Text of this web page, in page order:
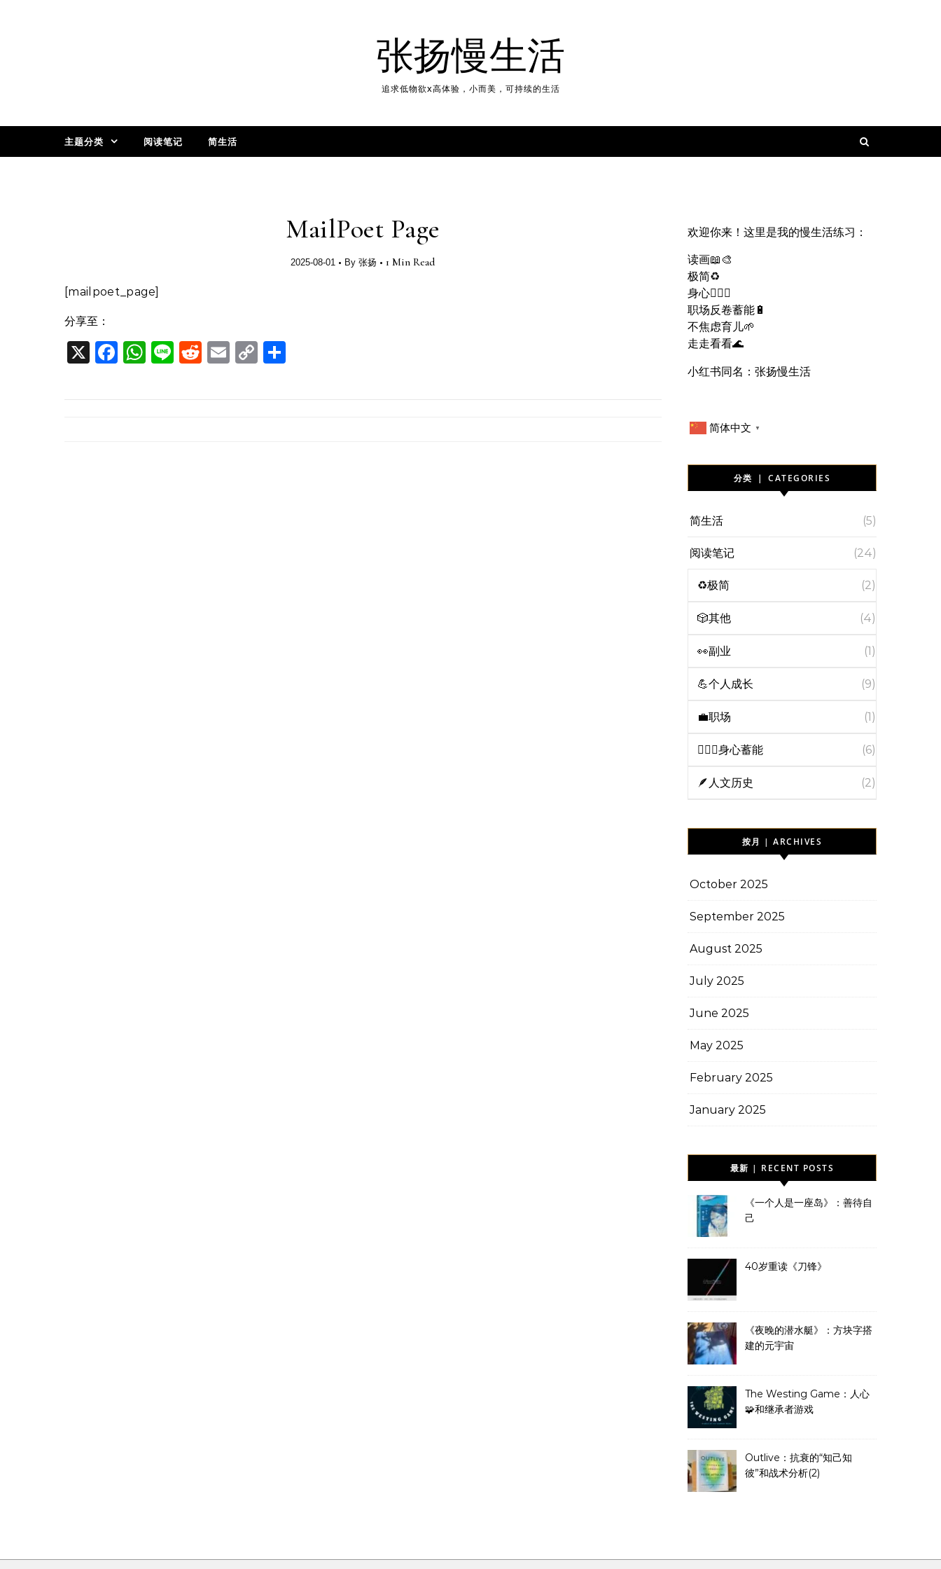
张扬慢生活
追求低物欲x高体验，小而美，可持续的生活
主题分类 阅读笔记 简生活
MailPoet Page
2025-08-01 • By 张扬 • 1 Min Read
[mailpoet_page]
分享至：
X Facebook
WhatsApp
LineReddit
Email
Copy
欢迎你来！这里是我的慢生活练习：
读画📖🎨
极简♻️
身心🧘🏻‍♀️
职场反卷蓄能🔋
不焦虑育儿🌱
走走看看🌊
小红书同名：张扬慢生活
简体中文 ▼
分类 ｜ CATEGORIES
简生活 (5)
阅读笔记 (24)
♻️极简 (2)
🎲其他 (4)
👀副业 (1)
💪个人成长 (9)
💼职场 (1)
🧘🏻‍♀️身心蓄能 (6)
🪶人文历史 (2)
按月 | ARCHIVES
October 2025
September 2025
August 2025
July 2025
June 2025
May 2025
February 2025
January 2025
最新 | RECENT POSTS
《一个人是一座岛》：善待自
己
40岁重读《刀锋》
《夜晚的潜水艇》：方块字搭
建的元宇宙
The Westing Game：人心
🧩和继承者游戏
Outlive：抗衰的“知己知
彼”和战术分析(2)